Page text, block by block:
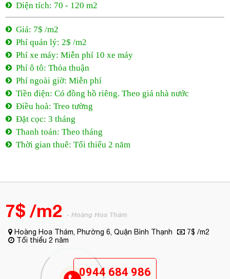
Diện tích: 70 - 120 m2
Giá: 7$ /m2
Phí quản lý: 2$ /m2
Phí xe máy: Miễn phí 10 xe máy
Phí ô tô: Thỏa thuận
Phí ngoài giờ: Miễn phí
Tiền điện: Có đồng hồ riêng. Theo giá nhà nước
Điều hoà: Treo tường
Đặt cọc: 3 tháng
Thanh toán: Theo tháng
Thời gian thuê: Tối thiểu 2 năm
7$ /m2 - Hoàng Hoa Thám
Hoàng Hoa Thám, Phường 6, Quận Bình Thạnh
7$ /m2
Tối thiểu 2 năm
0944 684 986